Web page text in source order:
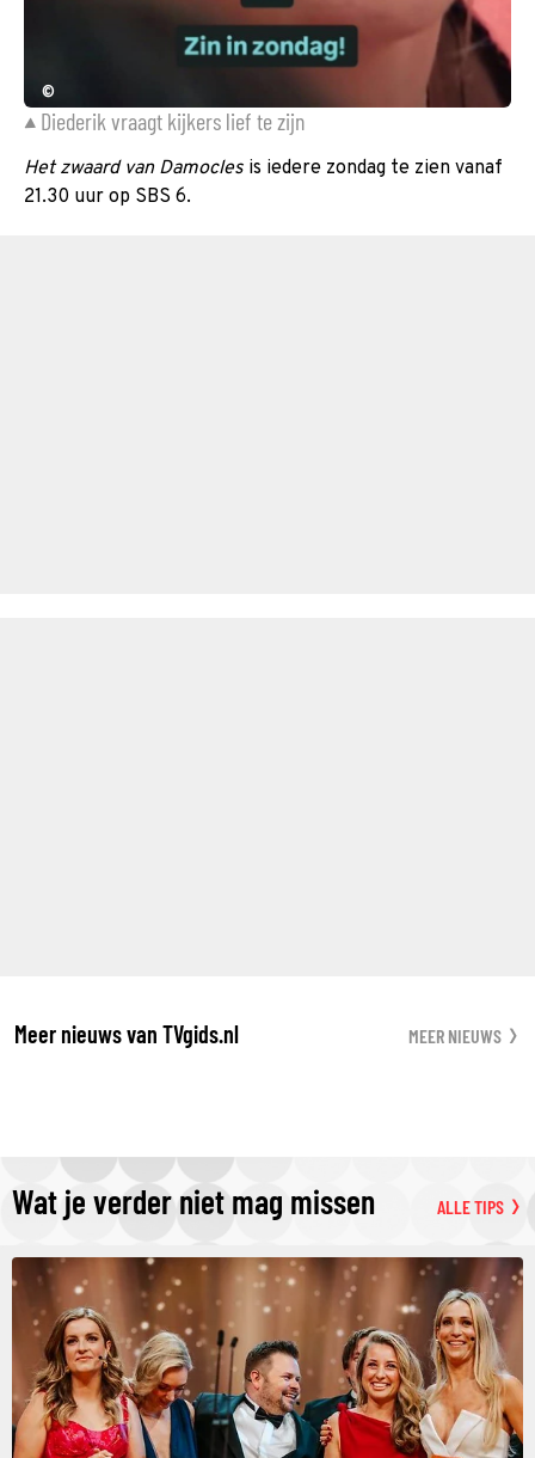
©
Diederik vraagt kijkers lief te zijn
Het zwaard van Damocles is iedere zondag te zien vanaf
21.30 uur op SBS 6.
Meer nieuws van TVgids.nl MEER NIEUWS
Wat je verder niet mag missen ALLE TIPS